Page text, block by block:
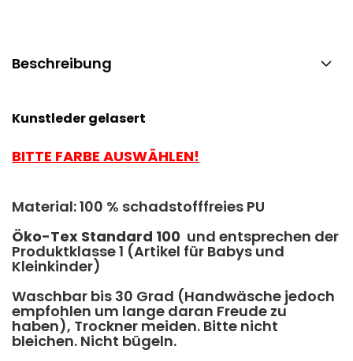
Beschreibung
Kunstleder gelasert
BITTE FARBE AUSWÄHLEN!
Material: 100 % schadstofffreies PU
Öko-Tex Standard 100 und entsprechen der
Produktklasse 1 (Artikel für Babys und
Kleinkinder)
Waschbar bis 30 Grad (Handwäsche jedoch
empfohlen um lange daran Freude zu
haben), Trockner meiden. Bitte nicht
bleichen. Nicht bügeln.